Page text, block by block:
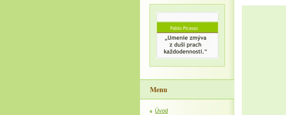
Menu
Úvod